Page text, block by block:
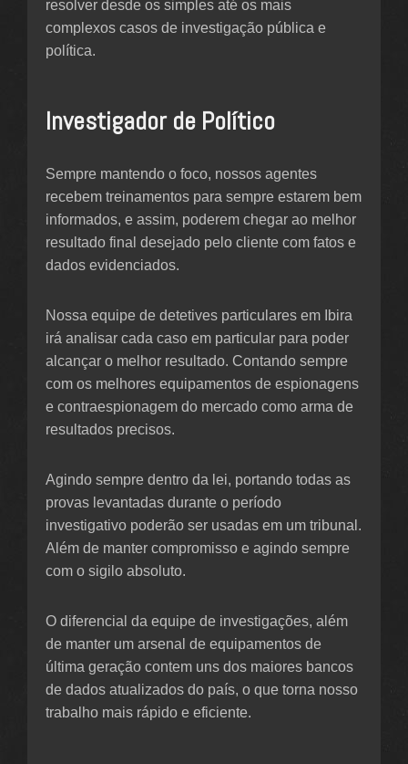
resolver desde os simples até os mais
complexos casos de investigação pública e
política.
Investigador de Político
Sempre mantendo o foco, nossos agentes
recebem treinamentos para sempre estarem bem
informados, e assim, poderem chegar ao melhor
resultado final desejado pelo cliente com fatos e
dados evidenciados.
Nossa equipe de detetives particulares em Ibira
irá analisar cada caso em particular para poder
alcançar o melhor resultado. Contando sempre
com os melhores equipamentos de espionagens
e contraespionagem do mercado como arma de
resultados precisos.
Agindo sempre dentro da lei, portando todas as
provas levantadas durante o período
investigativo poderão ser usadas em um tribunal.
Além de manter compromisso e agindo sempre
com o sigilo absoluto.
O diferencial da equipe de investigações, além
de manter um arsenal de equipamentos de
última geração contem uns dos maiores bancos
de dados atualizados do país, o que torna nosso
trabalho mais rápido e eficiente.